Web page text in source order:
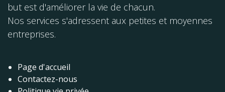
but est d'améliorer la vie de chacun.
Nos services s'adressent aux petites et moyennes
entreprises.
Page d'accueil
Contactez-nous